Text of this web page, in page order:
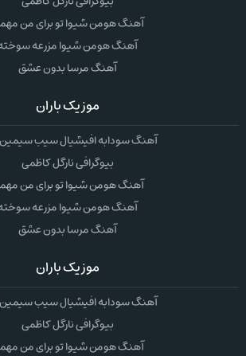
آهنگ هومن شیوا تو برای من
آهنگ هومن شیوا مزرعه
آهنگ مرسا بدون عشق
موزیک باران
آهنگ سودابه افیشیال سیب سیمین
بیوگرافی نارگل کاظمی
آهنگ هومن شیوا تو برای من
آهنگ هومن شیوا مزرعه
آهنگ مرسا بدون عشق
موزیک باران
آهنگ سودابه افیشیال سیب سیمین
بیوگرافی نارگل کاظمی
آهنگ هومن شیوا تو برای من